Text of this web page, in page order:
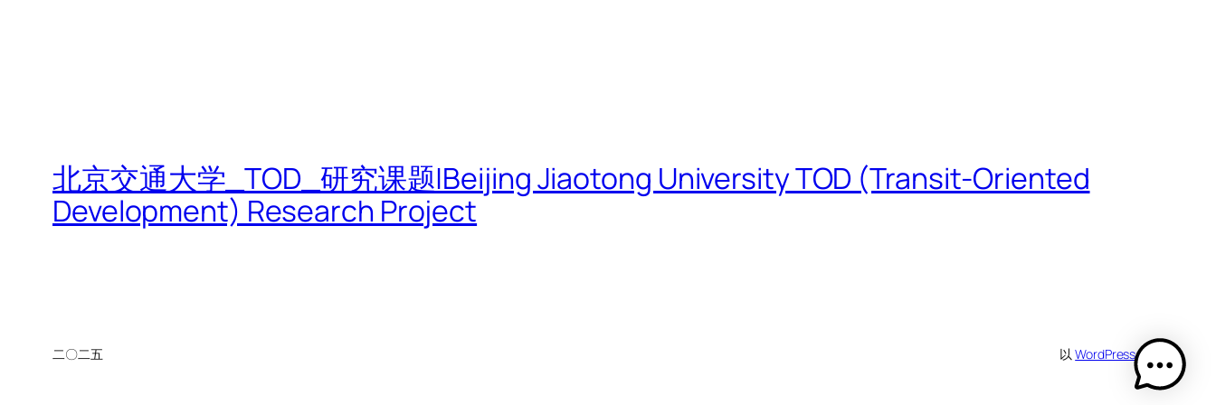
北京交通大学_TOD_研究课题|Beijing Jiaotong University TOD (Transit-Oriented
Development) Research Project
二〇二五 以WordPress设计